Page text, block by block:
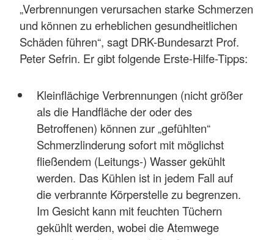
„Verbrennungen verursachen starke Schmerzen
und können zu erheblichen gesundheitlichen
Schäden führen“, sagt DRK-Bundesarzt Prof.
Peter Sefrin. Er gibt folgende Erste-Hilfe-Tipps:
Kleinflächige Verbrennungen (nicht größer
als die Handfläche der oder des
Betroffenen) können zur „gefühlten“
Schmerzlinderung sofort mit möglichst
fließendem (Leitungs-) Wasser gekühlt
werden. Das Kühlen ist in jedem Fall auf
die verbrannte Körperstelle zu begrenzen.
Im Gesicht kann mit feuchten Tüchern
gekühlt werden, wobei die Atemwege